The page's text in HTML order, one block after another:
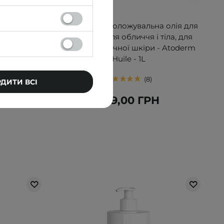
Bioderma - Зволожувальна олія для
вмивання для обличчя і тіла, для
сухої та атопічної шкіри - Atoderm
Huile - 1L
8
869,00 ГРН
ВСІ